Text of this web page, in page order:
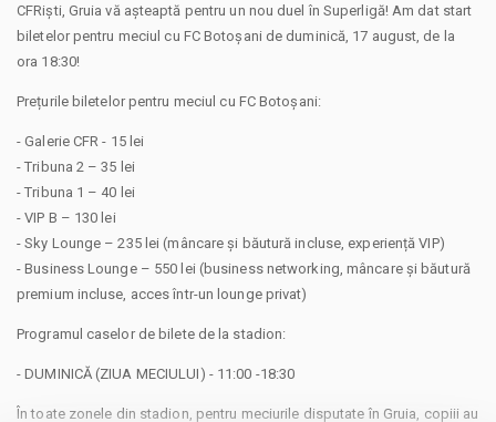
CFRiști, Gruia vă așteaptă pentru un nou duel în Superligă! Am dat start
biletelor pentru meciul cu FC Botoșani de duminică, 17 august, de la
ora 18:30!
Prețurile biletelor pentru meciul cu FC Botoșani:
- Galerie CFR - 15 lei
- Tribuna 2 – 35 lei
- Tribuna 1 – 40 lei
- VIP B – 130 lei
- Sky Lounge – 235 lei (mâncare și băutură incluse, experiență VIP)
- Business Lounge – 550 lei (business networking, mâncare și băutură
premium incluse, acces într-un lounge privat)
Programul caselor de bilete de la stadion:
- DUMINICĂ (ZIUA MECIULUI) - 11:00 -18:30
În toate zonele din stadion, pentru meciurile disputate în Gruia, copiii au